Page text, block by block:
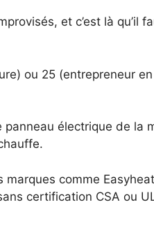
et c’est là qu’il
ou 25 (entrepreneur
électrique de la
comme
certification CSA ou